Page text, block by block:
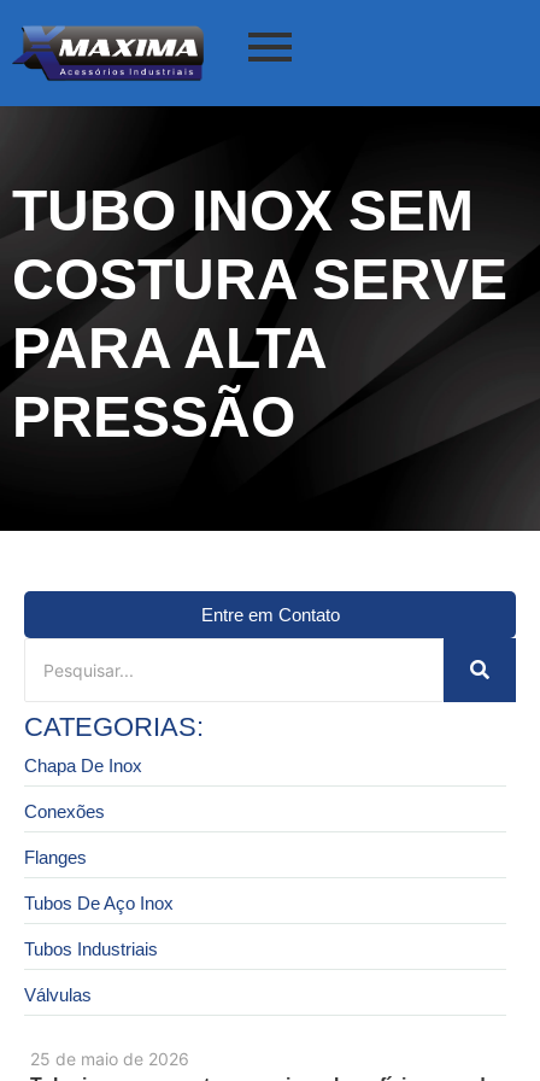
TUBO INOX SEM
COSTURA SERVE
PARA ALTA
PRESSÃO
25 de maio de 2026
Entre em Contato
CATEGORIAS:
Chapa De Inox
Conexões
Flanges
Tubos De Aço Inox
Tubos Industriais
Válvulas